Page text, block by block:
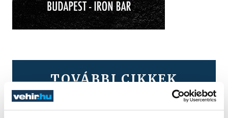
TOVÁBBI CIKKEK
KÖZÉRDEKŰ